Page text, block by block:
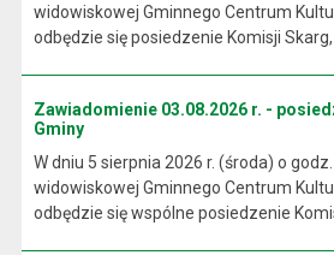
widowiskowej Gminnego Centrum
odbędzie się posiedzenie Komisji
Zawiadomienie 03.08.2026 r. -
Gminy
W dniu 5 sierpnia 2026 r. (środa) o
widowiskowej Gminnego Centrum
odbędzie się wspólne posiedzenie